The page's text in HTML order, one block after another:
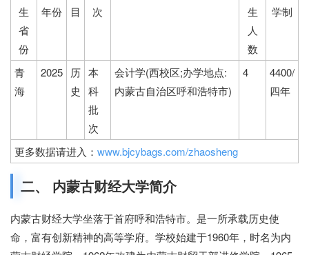
生
省
份
年份
目
次
生
人
数
学制
青
海
2025 历
史
本
科
批
次
会计学(西校区;办学地点:
内蒙古自治区呼和浩特市)
4
4400/
四年
更多数据请进入： www.bjcybags.com/zhaosheng
二、 内蒙古财经大学简介
内蒙古财经大学坐落于首府呼和浩特市。是一所承载历史使
命，富有创新精神的高等学府。学校始建于1960年，时名为内